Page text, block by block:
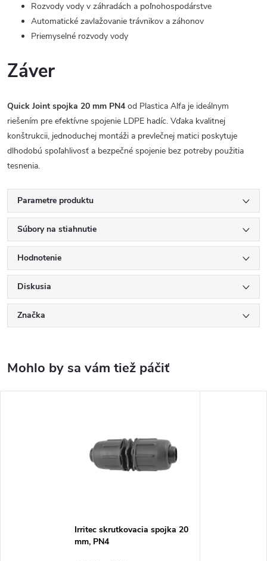
Rozvody vody v záhradách a poľnohospodárstve
Automatické zavlažovanie trávnikov a záhonov
Priemyselné rozvody vody
Záver
Quick Joint spojka 20 mm PN4 od Plastica Alfa je ideálnym
riešením pre efektívne spojenie LDPE hadíc. Vďaka kvalitnej
konštrukcii, jednoduchej montáži a prevlečnej matici poskytuje
dlhodobú spoľahlivosť a bezpečné spojenie bez potreby použitia
tesnenia.
Parametre produktu
Súbory na stiahnutie
Hodnotenie
Diskusia
Značka
Irritec skrutkovacia spojka 20
mm, PN4